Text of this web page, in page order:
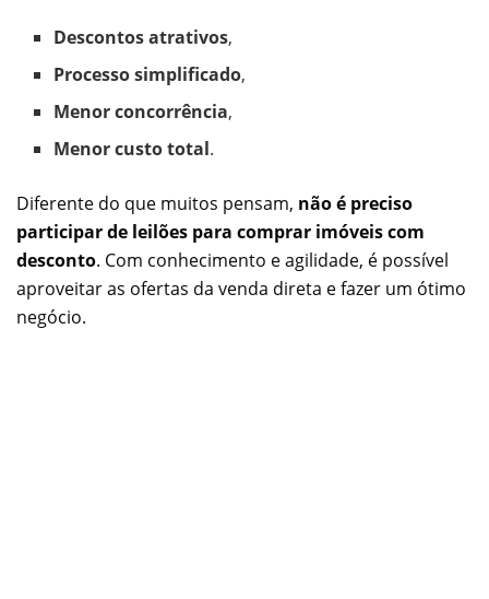
Descontos atrativos,
Processo simplificado,
Menor concorrência,
Menor custo total.
Diferente do que muitos pensam, não é preciso
participar de leilões para comprar imóveis com
desconto. Com conhecimento e agilidade, é possível
aproveitar as ofertas da venda direta e fazer um ótimo
negócio.